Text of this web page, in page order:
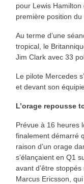
pour Lewis Hamilton
première position du
Au terme d’une
tropical, le
Jim Clark avec 33
Le pilote Mercedes
et devant son
L’orage repousse
Prévue à 16 heures
finalement démarré
raison d’un orage
s’élançaient en Q1
avant d’être
Marcus Ericsson,